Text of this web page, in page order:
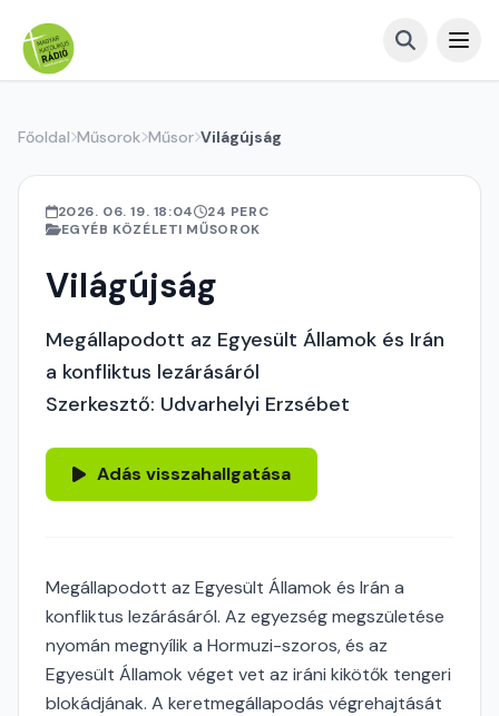
Főoldal Műsorok Műsor Világújság
2026. 06. 19. 18:04
24 PERC
EGYÉB KÖZÉLETI MŰSOROK
Világújság
Megállapodott az Egyesült Államok és Irán
a konfliktus lezárásáról
Szerkesztő: Udvarhelyi Erzsébet
Adás visszahallgatása
Megállapodott az Egyesült Államok és Irán a
konfliktus lezárásáról. Az egyezség megszületése
nyomán megnyílik a Hormuzi-szoros, és az
Egyesült Államok véget vet az iráni kikötők tengeri
blokádjának. A keretmegállapodás végrehajtását